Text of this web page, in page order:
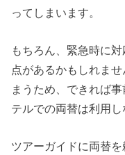
ってしまいます。
もちろん、緊急時に
点があるかもしれま
まうため、できれば
テルでの両替は利用し
ツアーガイドに両替